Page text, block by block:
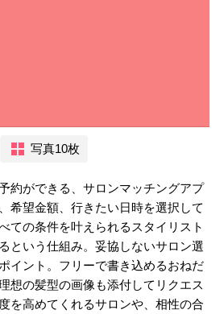
写真10枚
約ができる、サロンマッチングアプ
希望金額、行きたい日時を選択して
ての条件を叶えられるスタイリスト
という仕組み。妥協しないサロン選
イント。フリーで書き込めるおねだ
想の髪型の画像も添付してリクエス
を高めてくれるサロンや、相性の合